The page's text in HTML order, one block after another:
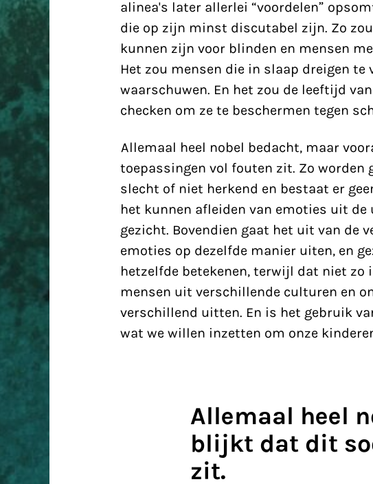
alinea's later allerlei “voordelen”
die op zijn minst discutabel zijn. Zo
kunnen zijn voor blinden en mensen
Het zou mensen die in slaap dreigen
waarschuwen. En het zou de leeftijd
checken om ze te beschermen tegen
Allemaal heel nobel bedacht, maar
toepassingen vol fouten zit. Zo worden
slecht of niet herkend en bestaat er
het kunnen afleiden van emoties uit
gezicht. Bovendien gaat het uit van de
emoties op dezelfde manier uiten, en
hetzelfde betekenen, terwijl dat niet zo
mensen uit verschillende culturen en
verschillend uitten. En is het gebruik
wat we willen inzetten om onze
Allemaal heel
blijkt dat dit
zit.